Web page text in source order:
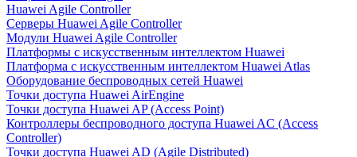
Huawei Agile Controller
Серверы Huawei Agile Controller
Модули Huawei Agile Controller
Платформы с искусственным интеллектом Huawei
Платформа с искусственным интеллектом Huawei Atlas
Оборудование беспроводных сетей Huawei
Точки доступа Huawei AirEngine
Точки доступа Huawei AP (Access Point)
Контроллеры беспроводного доступа Huawei AC (Access
Controller)
Точки доступа Huawei AD (Agile Distributed)